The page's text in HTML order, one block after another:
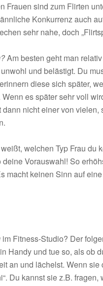
Frauen sind zum Flirten
Konkurrenz auch
sehr nahe, doch
Am besten geht man
und belästigt. Du
diese sich später,
es später sehr voll
nicht einer von
welchen Typ Frau du
Vorauswahl! So
macht keinen Sinn auf
im Fitness-Studio? Der
Handy und tue so, als ob
an und lächelst. Wenn
Du kannst sie z.B.